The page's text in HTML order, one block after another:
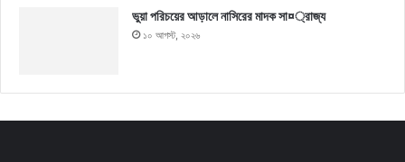
ভুয়া পরিচয়ের আড়ালে নাসিরের মাদক সা¤্রাজ্য
১০ আগস্ট, ২০২৬